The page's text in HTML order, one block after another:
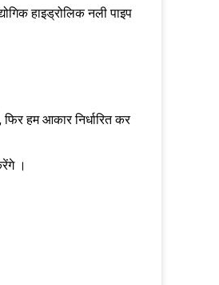
हाइड्रोलिक नली पाइप
हम आकार निर्धारित कर
।